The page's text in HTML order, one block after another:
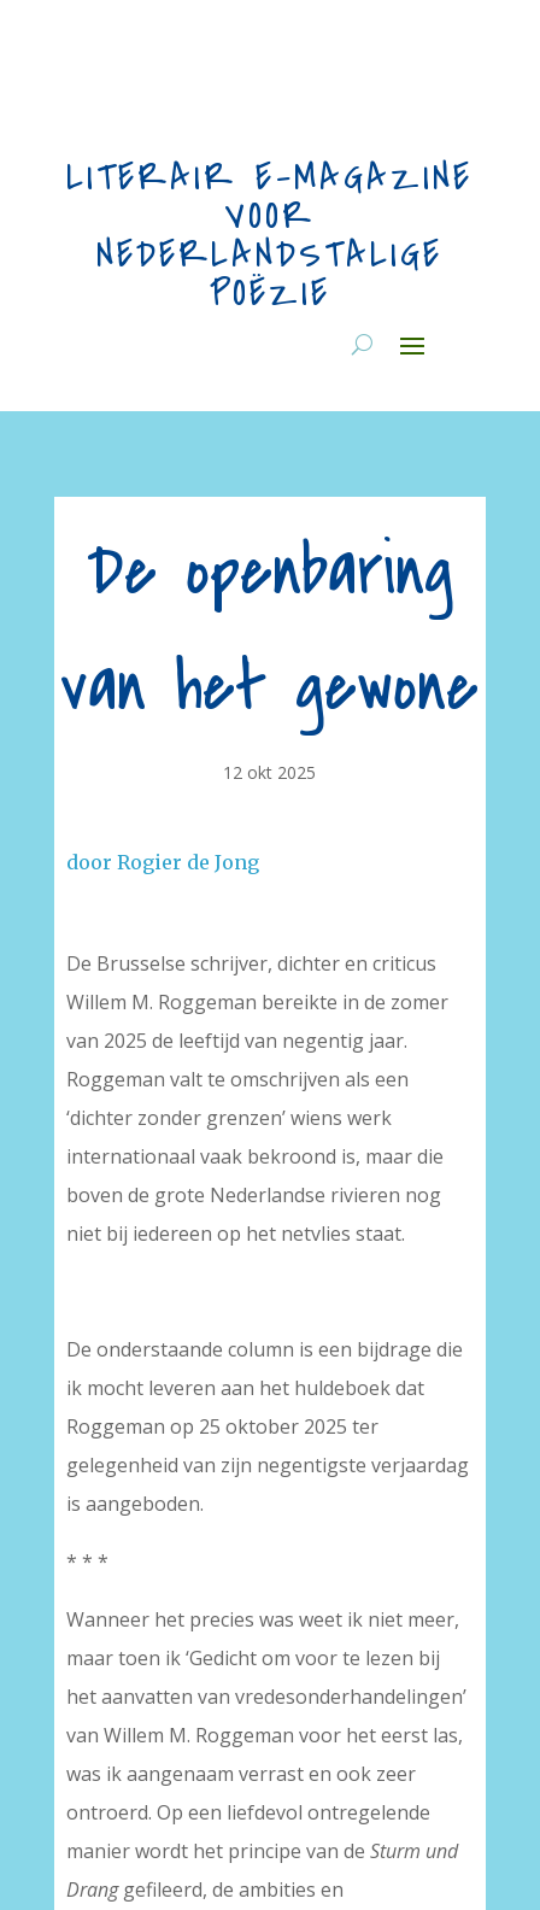
LITERAIR E-MAGAZINE
VOOR
NEDERLANDSTALIGE
POËZIE
De openbaring
van het gewone
12 okt 2025
door Rogier de Jong
De Brusselse schrijver, dichter en criticus
Willem M. Roggeman bereikte in de zomer
van 2025 de leeftijd van negentig jaar.
Roggeman valt te omschrijven als een
‘dichter zonder grenzen’ wiens werk
internationaal vaak bekroond is, maar die
boven de grote Nederlandse rivieren nog
niet bij iedereen op het netvlies staat.
De onderstaande column is een bijdrage die
ik mocht leveren aan het huldeboek dat
Roggeman op 25 oktober 2025 ter
gelegenheid van zijn negentigste verjaardag
is aangeboden.
* * *
Wanneer het precies was weet ik niet meer,
maar toen ik ‘Gedicht om voor te lezen bij
het aanvatten van vredesonderhandelingen’
van Willem M. Roggeman voor het eerst las,
was ik aangenaam verrast en ook zeer
ontroerd. Op een liefdevol ontregelende
manier wordt het principe van de Sturm und
Dranggefileerd, de ambities en